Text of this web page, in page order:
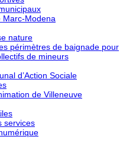
Marc-Modena
nature
périmètres de baignade pour
de mineurs
d’Action Sociale
de Villeneuve
services